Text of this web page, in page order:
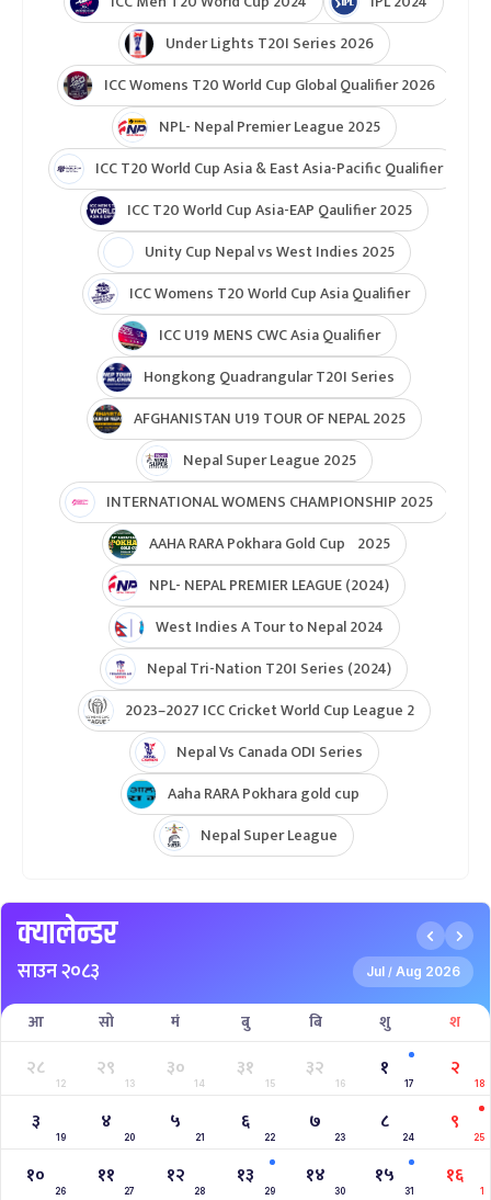
Under Lights T20I Series 2026
ICC Womens T20 World Cup Global Qualifier 2026
NPL- Nepal Premier League 2025
ICC T20 World Cup Asia & East Asia-Pacific Qualifier
ICC T20 World Cup Asia-EAP Qaulifier 2025
Unity Cup Nepal vs West Indies 2025
ICC Womens T20 World Cup Asia Qualifier
ICC U19 MENS CWC Asia Qualifier
Hongkong Quadrangular T20I Series
AFGHANISTAN U19 TOUR OF NEPAL 2025
Nepal Super League 2025
INTERNATIONAL WOMENS CHAMPIONSHIP 2025
AAHA RARA Pokhara Gold Cup 2025
NPL- NEPAL PREMIER LEAGUE (2024)
West Indies A Tour to Nepal 2024
Nepal Tri-Nation T20I Series (2024)
2023–2027 ICC Cricket World Cup League 2
Nepal Vs Canada ODI Series
Aaha RARA Pokhara gold cup
Nepal Super League
क्यालेन्डर
साउन २०८३ Jul / Aug 2026
आ सो मं बु बि शु श
२८
12
२९
13
३०
14
३१
15
३२
16
१
17
२
18
३
19
४
20
५
21
६
22
७
23
८
24
९
25
१०
26
११
27
१२
28
१३
29
१४
30
१५
31
१६
1